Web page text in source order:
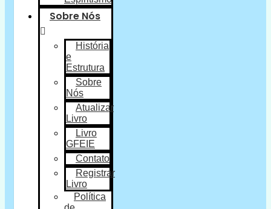
Sobre Nós
História
e
Estrutura
Sobre
Nós
Atualizar
Livro
Livro
GFEIE
Contato
Registrar
Livro
Política